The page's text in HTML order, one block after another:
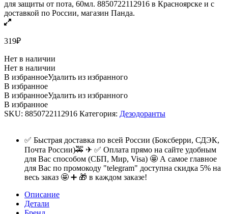
319₽
Нет в наличии
Нет в наличии
В избранноеУдалить из избранного
В избранное
В избранноеУдалить из избранного
В избранное
SKU: 8850722112916 Категория: Дезодоранты
✅ Быстрая доставка по всей России (Боксберри, СДЭК,
Почта России)🚕 ✈ ✅ Оплата прямо на сайте удобным
для Вас способом (СБП, Мир, Visa) 🤩 А самое главное
для Вас по промокоду "telegram" доступна скидка 5% на
весь заказ 🤩 ➕ 🎁 в каждом заказе!
Описание
Детали